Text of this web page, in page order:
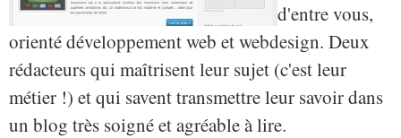
d'entre vous,
orienté développement web et webdesign. Deux
rédacteurs qui maîtrisent leur sujet (c'est leur
métier !) et qui savent transmettre leur savoir dans
un blog très soigné et agréable à lire.